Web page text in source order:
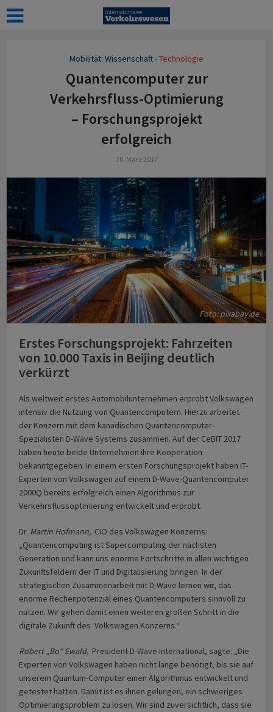
Mobilität: Wissenschaft • Technologie
Quantencomputer zur
Verkehrsfluss-Optimierung
– Forschungsprojekt
erfolgreich
30. März 2017
Foto: pixabay.de
Erstes Forschungsprojekt: Fahrzeiten
von 10.000 Taxis in Beijing deutlich
verkürzt
Als weltweit erstes Automobilunternehmen erprobt Volkswagen
intensiv die Nutzung von Quantencomputern. Hierzu arbeitet
der Konzern mit dem kanadischen Quantencomputer-
Spezialisten D-Wave Systems zusammen. Auf der CeBIT 2017
haben heute beide Unternehmen ihre Kooperation
bekanntgegeben. In einem ersten Forschungsprojekt haben IT-
Experten von Volkswagen auf einem D-Wave-Quantencomputer
2000Q bereits erfolgreich einen Algorithmus zur
Verkehrsflussoptimierung entwickelt und erprobt.
Dr. Martin Hofmann, CIO des Volkswagen Konzerns:
„Quantencomputing ist Supercomputing der nächsten
Generation und kann uns enorme Fortschritte in allen wichtigen
Zukunftsfeldern der IT und Digitalisierung bringen. In der
strategischen Zusammenarbeit mit D-Wave lernen wir, das
enorme Rechenpotenzial eines Quantencomputers sinnvoll zu
nutzen. Wir gehen damit einen weiteren großen Schritt in die
digitale Zukunft des Volkswagen Konzerns.“
Robert „Bo“ Ewald, President D-Wave International, sagte: „Die
Experten von Volkswagen haben nicht lange benötigt, bis sie auf
unserem Quantum-Computer einen Algorithmus entwickelt und
getestet hatten. Damit ist es ihnen gelungen, ein schwieriges
Optimierungsproblem zu lösen. Wir sind zuversichtlich, dass sie